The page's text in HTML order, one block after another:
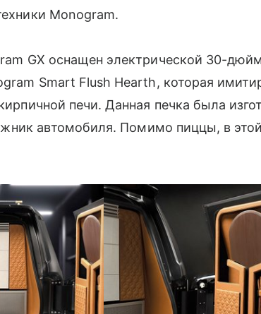
Monogram.
GX оснащен электрической 30-
Smart Flush Hearth, которая
печи. Данная печка была
автомобиля. Помимо пиццы, в